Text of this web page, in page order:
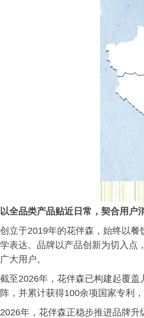
以全品类产品贴近日常，契合用户
创立于2019年的花伴森，始终以
学表达。品牌以产品创新为切入点
广大用户。
截至2026年，花伴森已构建起覆
阵，并累计获得100余项国家专利
2026年，花伴森正稳步推进品牌